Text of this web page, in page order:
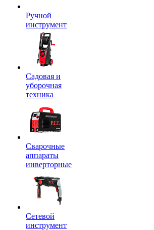
Ручной
инструмент
Садовая и
уборочная
техника
Сварочные
аппараты
инверторные
Сетевой
инструмент